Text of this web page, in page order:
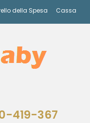
della Spesa Cassa
419-367